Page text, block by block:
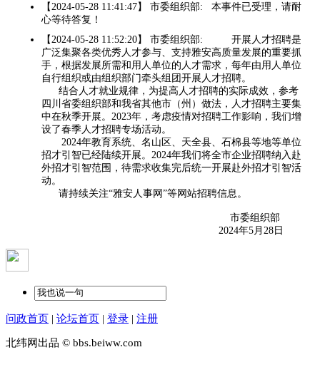
【2024-05-28 11:41:47】 市委组织部: 本事件已受理，请耐
心等待答复！
【2024-05-28 11:52:20】 市委组织部: 开展人才招聘是
广泛集聚各类优秀人才参与、支持雅安高质量发展的重要抓
手，根据发展所需和用人单位的人才需求，每年由用人单位
自行组织或由组织部门牵头组团开展人才招聘。
结合人才就业规律，为提高人才招聘的实际成效，参考
四川省委组织部和我省其他市（州）做法，人才招聘主要集
中在秋季开展。2023年，考虑疫情对招聘工作影响，我们增
设了春季人才招聘专场活动。
2024年教育系统、名山区、天全县、石棉县等地等单位
招才引智已经陆续开展。2024年我们将全市企业招聘纳入赴
外招才引智范围，待需求收集完后统一开展赴外招才引智活
动。
请持续关注“雅安人事网”等网站招聘信息。
市委组织部
2024年5月28日
问政首页 | 论坛首页 | 登录 | 注册
北纬网出品 © bbs.beiww.com